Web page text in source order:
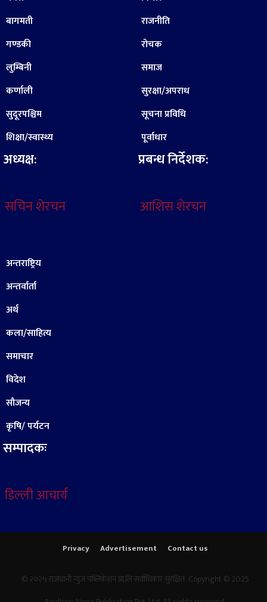
बागमती
गण्डकी
लुम्बिनी
कर्णाली
सुदूरपश्चिम
शिक्षा/स्वास्थ्य
अध्यक्ष:
सचिन शेरचन
राजनीति
रोचक
समाज
सुरक्षा/अपराध
सूचना प्रविधि
पूर्वाधार
प्रबन्ध निर्देशक:
आशिस शेरचन
अन्तराष्ट्रिय
अन्तर्वार्ता
अर्थ
कला/साहित्य
समाचार
विदेश
सौजन्य
कृषि/ पर्यटन
सम्पादकः
डिल्ली आचार्य
Privacy Advertisement Contact us
© २०२५ राजधानी न्युज पब्लिकेशन प्रा.लि सर्वाधिकार सुरक्षित Copyright © 2025